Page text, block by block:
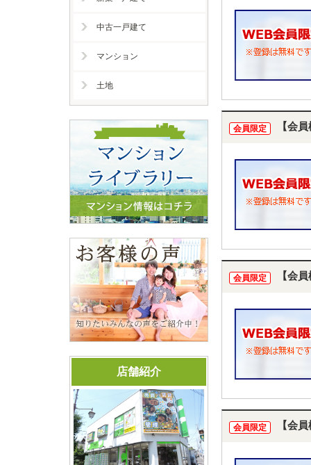
会員限定 【会
会員限定 【会
会員限定 【会
中古一戸建て
マンション
土地
店舗紹介